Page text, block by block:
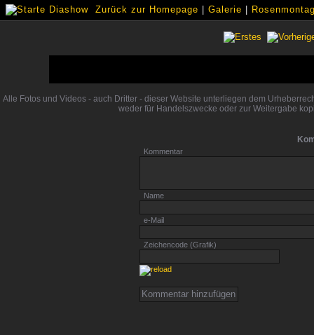
Zurück zur Homepage Galerie
Alle Fotos und Videos - auch Dritter - dieser Website unterliegen dem
weder für Handelszwecke oder zur Weitergabe
Kommentar
Name
e-Mail
Zeichencode (Grafik)